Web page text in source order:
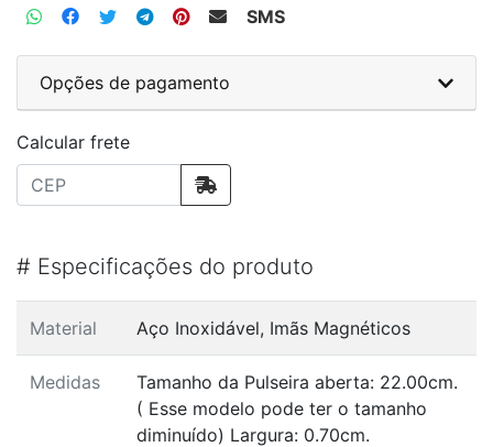
SMS
Opções de pagamento
Calcular frete
# Especificações do produto
Material Aço Inoxidável, Imãs Magnéticos
Medidas
Tamanho da Pulseira aberta: 22.00cm.
( Esse modelo pode ter o tamanho
diminuído) Largura: 0.70cm.